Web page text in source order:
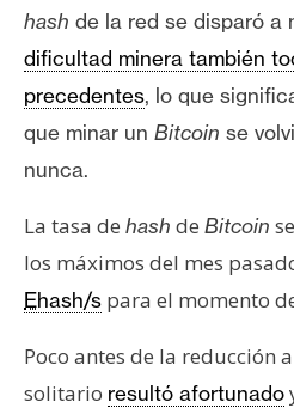
hash de la red se disparó a
dificultad minera también
precedentes, lo que
que minar un Bitcoin se
nunca.
La tasa de hash de Bitcoin
los máximos del mes
Ehash/s para el momento
Poco antes de la reducción
solitario resultó afortunado